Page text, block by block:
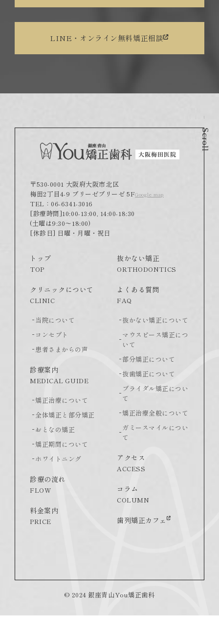
LINE・オンライン無料矯正相談
Scroll
〒530-0001 大阪府大阪市北区
梅田2丁目4-9 ブリーゼブリーゼ 5FGoogle map
TEL：06-6341-3016
[診療時間]10:00-13:00, 14:00-18:30
(土曜は9:30～18:00)
[休診日] 日曜・月曜・祝日
トップ
TOP
クリニックについて
CLINIC
当院について
コンセプト
患者さまからの声
診療案内
MEDICAL GUIDE
矯正治療について
全体矯正と部分矯正
おとなの矯正
矯正期間について
ホワイトニング
診療の流れ
FLOW
料金案内
PRICE
抜かない矯正
ORTHODONTICS
よくある質問
FAQ
抜かない矯正について
マウスピース矯正につ
いて
部分矯正について
抜歯矯正について
ブライダル矯正につい
て
矯正治療全般について
ガミースマイルについ
て
アクセス
ACCESS
コラム
COLUMN
歯列矯正カフェ
© 2024 銀座青山You矯正歯科
WEB
資料